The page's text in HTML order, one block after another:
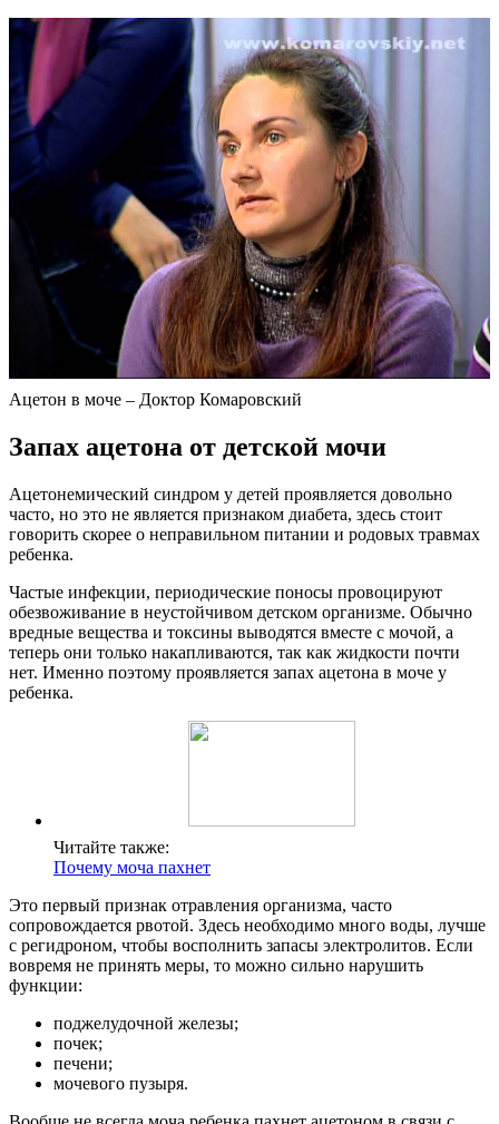
Ацетон в моче – Доктор Комаровский
Запах ацетона от детской мочи
Ацетонемический синдром у детей проявляется довольно
часто, но это не является признаком диабета, здесь стоит
говорить скорее о неправильном питании и родовых травмах
ребенка.
Частые инфекции, периодические поносы провоцируют
обезвоживание в неустойчивом детском организме. Обычно
вредные вещества и токсины выводятся вместе с мочой, а
теперь они только накапливаются, так как жидкости почти
нет. Именно поэтому проявляется запах ацетона в моче у
ребенка.
Читайте также:
Почему моча пахнет
Это первый признак отравления организма, часто
сопровождается рвотой. Здесь необходимо много воды, лучше
с регидроном, чтобы восполнить запасы электролитов. Если
вовремя не принять меры, то можно сильно нарушить
функции:
поджелудочной железы;
почек;
печени;
мочевого пузыря.